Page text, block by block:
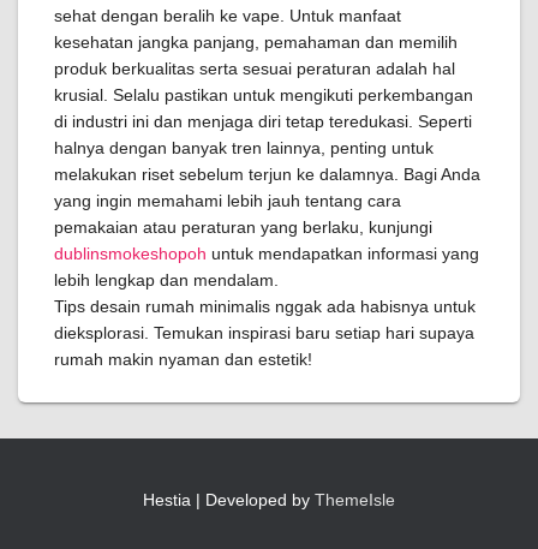
sehat dengan beralih ke vape. Untuk manfaat
kesehatan jangka panjang, pemahaman dan memilih
produk berkualitas serta sesuai peraturan adalah hal
krusial. Selalu pastikan untuk mengikuti perkembangan
di industri ini dan menjaga diri tetap teredukasi. Seperti
halnya dengan banyak tren lainnya, penting untuk
melakukan riset sebelum terjun ke dalamnya. Bagi Anda
yang ingin memahami lebih jauh tentang cara
pemakaian atau peraturan yang berlaku, kunjungi
dublinsmokeshopoh untuk mendapatkan informasi yang
lebih lengkap dan mendalam.
Tips desain rumah minimalis nggak ada habisnya untuk
dieksplorasi. Temukan inspirasi baru setiap hari supaya
rumah makin nyaman dan estetik!
Hestia | Developed by ThemeIsle